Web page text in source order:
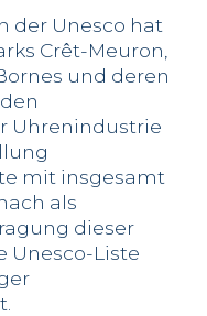
der Unesco hat
Crêt-Meuron,
und deren
Uhrenindustrie
mit insgesamt
als
dieser
Unesco-Liste